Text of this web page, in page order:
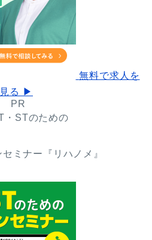
無料で求人を
見る ▶
PR
・STのための
ミナー『リハノメ』